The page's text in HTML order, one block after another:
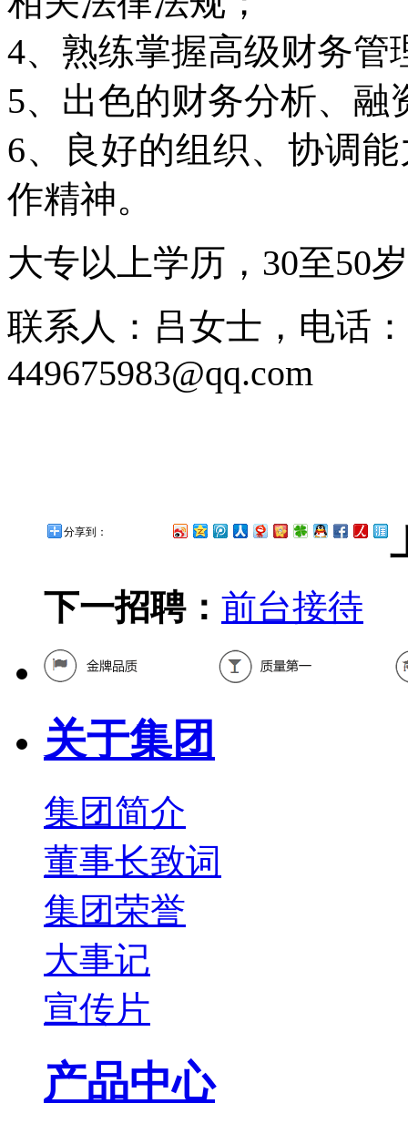
4、熟练掌握高级财务管
5、出色的财务分析、融
6、良好的组织、协调
作精神。
大专以上学历， 30至50
联系人：吕女士，电话
449675983@qq.com
分享到：
下一招聘： 前台接待
关于集团
集团简介
董事长致词
集团荣誉
大事记
宣传片
产品中心